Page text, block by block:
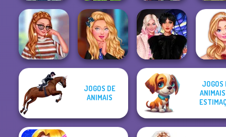
Princesas
Encantadas
Insta Divas Crazy
Neon Party
Coronation Ball
Insta Girls
#hypebae
Wednesday
Besties Fun Day
JOGOS DE
ANIMAIS
JOGOS